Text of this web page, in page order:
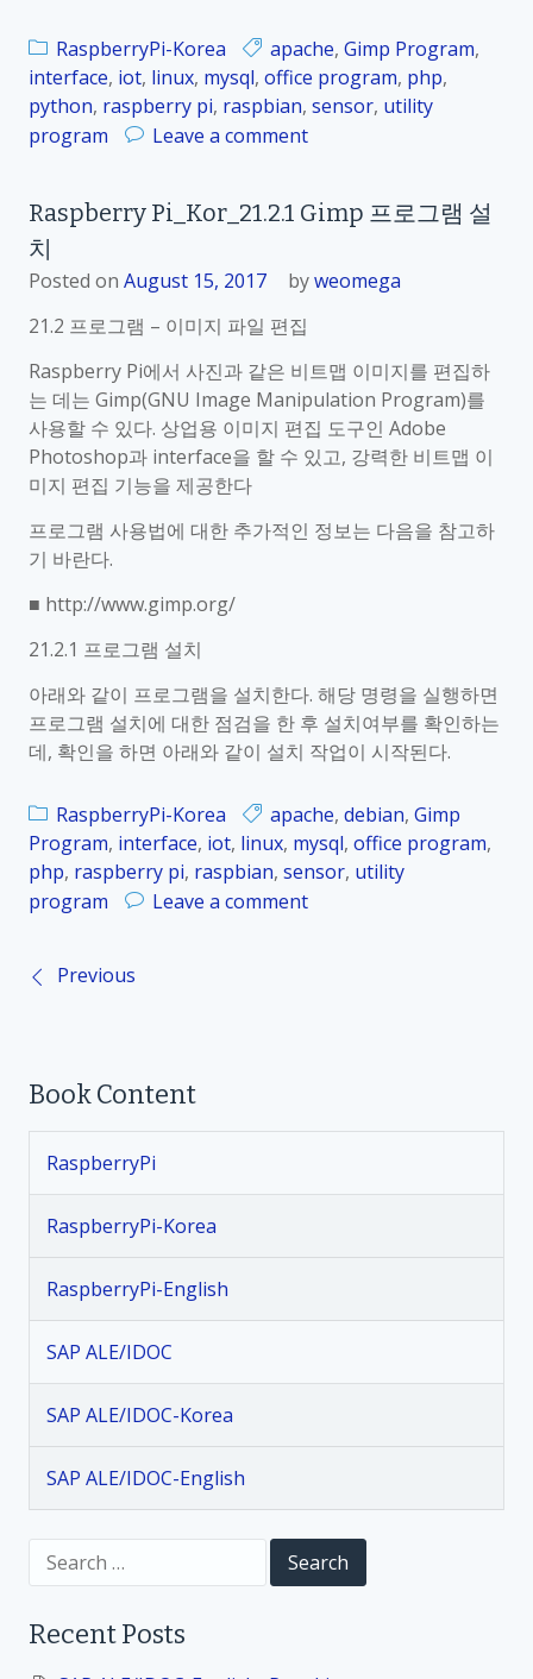
용
한
화
K
o
r
1
c
r
o
t
로
그
RaspberryPi-Korea apache, Gimp Program,
interface, iot, linux, mysql, office program, php,
python, raspberry pi, raspbian, sensor, utility
program
Leave a comment
a
p
r
r
y
P
K
.
2
.
G
i
m
Raspberry Pi_Kor_21.2.1 Gimp 프로그램 설
치
Posted on August 15, 2017 byweomega
21.2 프로그램 – 이미지 파일 편집
Raspberry Pi에서 사진과 같은 비트맵 이미지를 편집하
는 데는 Gimp(GNU Image Manipulation Program)를
사용할 수 있다. 상업용 이미지 편집 도구인 Adobe
Photoshop과 interface을 할 수 있고, 강력한 비트맵 이
미지 편집 기능을 제공한다
프로그램 사용법에 대한 추가적인 정보는 다음을 참고하
기 바란다.
■ http://www.gimp.org/
21.2.1 프로그램 설치
아래와 같이 프로그램을 설치한다. 해당 명령을 실행하면
프로그램 설치에 대한 점검을 한 후 설치여부를 확인하는
데, 확인을 하면 아래와 같이 설치 작업이 시작된다.
RaspberryPi-Korea apache, debian, Gimp
Program, interface, iot, linux, mysql, office program,
php, raspberry pi, raspbian, sensor, utility
program
Leave a comment
r
o
_
1
1
G
P
s
n
a
v
i
g
a
t
Previous
Book Content
RaspberryPi
RaspberryPi-Korea
RaspberryPi-English
SAP ALE/IDOC
SAP ALE/IDOC-Korea
SAP ALE/IDOC-English
c
Recent Posts